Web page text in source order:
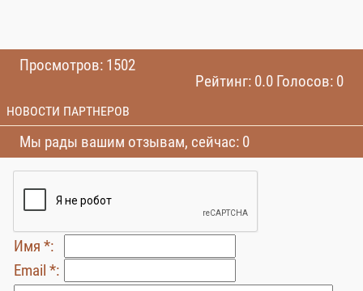
Просмотров: 1502
Рейтинг: 0.0 Голосов: 0
НОВОСТИ ПАРТНЕРОВ
Мы рады вашим отзывам, сейчас: 0
Имя *:
Email *: